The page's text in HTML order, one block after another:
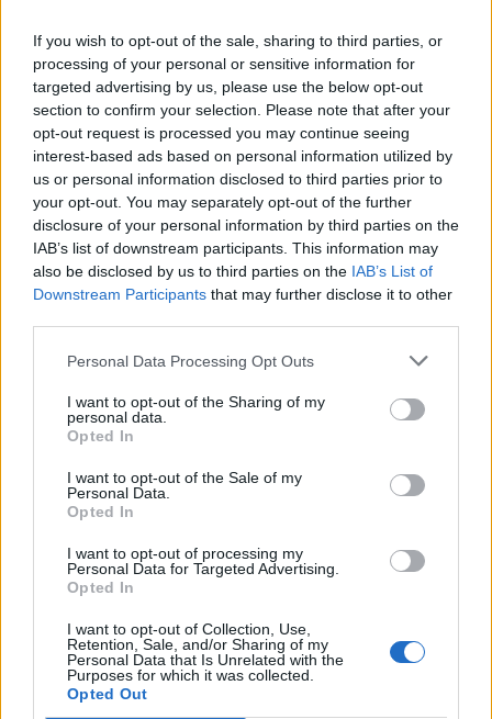
If you wish to opt-out of the sale, sharing to third parties, or
processing of your personal or sensitive information for
targeted advertising by us, please use the below opt-out
section to confirm your selection. Please note that after your
opt-out request is processed you may continue seeing
interest-based ads based on personal information utilized by
us or personal information disclosed to third parties prior to
your opt-out. You may separately opt-out of the further
disclosure of your personal information by third parties on the
IAB’s list of downstream participants. This information may
also be disclosed by us to third parties on the IAB’s List of
Downstream Participants that may further disclose it to other
Personal Data Processing Opt Outs
I want to opt-out of the Sharing of my
personal data.
Opted In
I want to opt-out of the Sale of my
Personal Data.
Opted In
I want to opt-out of processing my
Personal Data for Targeted Advertising.
Opted In
I want to opt-out of Collection, Use,
Retention, Sale, and/or Sharing of my
Personal Data that Is Unrelated with the
Purposes for which it was collected.
Opted Out
Reakce na příspěvek#4692
Reklama
Spra-Tec |Předmět: RE: RE: 29.01.22 08:59:09
Reakce na příspěvek
#4691
Dobré ráno súsedovi a zbytku světa.-) Zdendo asi to
nebude taková hrůza, když mi děláš nemravné návrhy.
Bestijo.
Přihlásit se a odpovědět #4691